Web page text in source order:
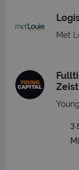
Met
Zeist